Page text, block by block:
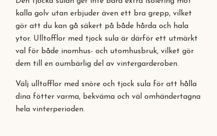
kalla golv utan erbjuder även ett bra grepp, vilket
gör att du kan gå säkert på både hårda och hala
ytor. Ulltofflor med tjock sula är därför ett utmärkt
val för både inomhus- och utomhusbruk, vilket gör
dem till en oumbärlig del av vintergarderoben.
Välj ulltofflor med snöre och tjock sula för att hålla
dina fötter varma, bekväma och väl omhändertagna
hela vinterperioden.